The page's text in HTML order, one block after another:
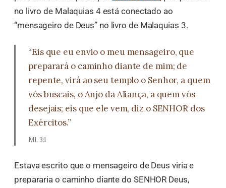
no livro de Malaquias 4 está conectado ao
“mensageiro de Deus” no livro de Malaquias 3.
“Eis que eu envio o meu mensageiro, que
preparará o caminho diante de mim; de
repente, virá ao seu templo o Senhor, a quem
vós buscais, o Anjo da Aliança, a quem vós
desejais; eis que ele vem, diz o SENHOR dos
Exércitos.”
Ml. 3:1
Estava escrito que o mensageiro de Deus viria e
prepararia o caminho diante do SENHOR Deus,